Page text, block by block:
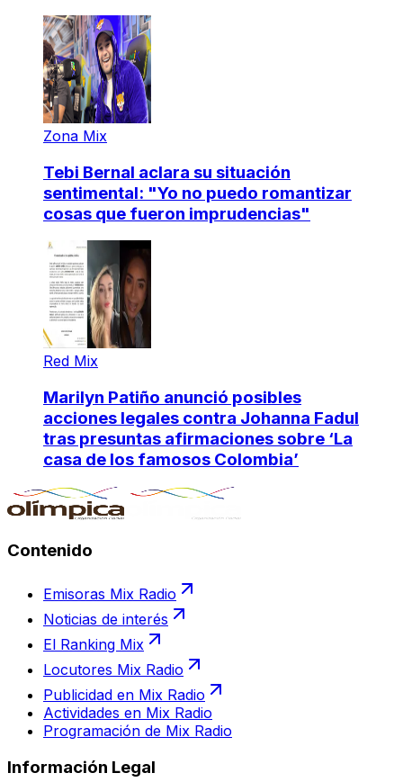
Zona Mix
Tebi Bernal aclara su situación
sentimental: "Yo no puedo romantizar
cosas que fueron imprudencias"
Red Mix
Marilyn Patiño anunció posibles
acciones legales contra Johanna Fadul
tras presuntas afirmaciones sobre ‘La
casa de los famosos Colombia’
Contenido
Emisoras Mix Radio
Noticias de interés
El Ranking Mix
Locutores Mix Radio
Publicidad en Mix Radio
Actividades en Mix Radio
Programación de Mix Radio
Información Legal